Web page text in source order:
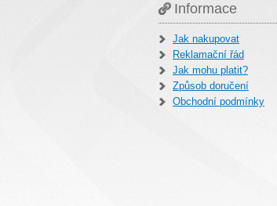
Informace
Jak nakupovat
Reklamační řád
Jak mohu platit?
Způsob doručení
Obchodní podmínky